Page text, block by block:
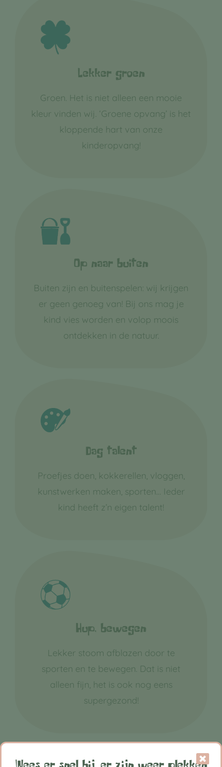
Lekker groen
Groen. Het is niet alleen een mooie
kleur vinden wij. ‘Groene opvang’ is het
kloppende hart van onze
kinderopvang!
Op naar buiten
Buiten zijn en buitenspelen: wij krijgen
er geen genoeg van! Bij ons mag je
kind vies worden en volop moois
ontdekken in de natuur.
Dag talent
Proefjes doen, kokkerellen, vloggen,
kunstwerken maken, sporten… Ieder
kind heeft z’n eigen talent!
Hup, bewegen
Lekker stoom afblazen door te
sporten en te bewegen. Dat is niet
alleen fijn, het is ook nog eens
supergezond!